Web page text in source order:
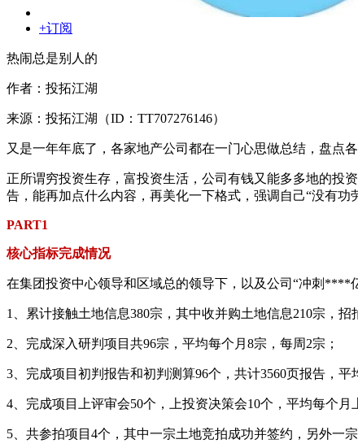
+订阅
热闹总是别人的
作者：投拓江湖
来源：投拓江湖（ID：TT707276146）
又是一年年底了，各家地产公司都在一门心思做总结，盘点
正所谓穷投资生存，富投资生活，公司有钱又能多多地的投
告，能再加点什么内容，再美化一下格式，强调自己“没有
PART1
核心指标完成情况
在集团投资中心领导和区域总的领导下，以及公司“冲刺****
1、累计接触土地信息380宗，其中收并购土地信息210宗，招
2、完成深入研判项目共96宗，平均每个月8宗，每周2宗；
3、完成项目初判报告和初判测算96个，共计3560页报告，平
4、完成项目上评审会50个，上投资决策会10个，平均每个月
5、共参拍项目4个，其中一宗土地竞拍成功并签约，另外一